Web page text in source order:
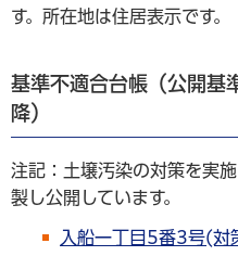
す。所在地は住居表示です。
基準不適合台帳（公開基
降）
注記：土壌汚染の対策を実
製し公開しています。
入船一丁目5番3号(